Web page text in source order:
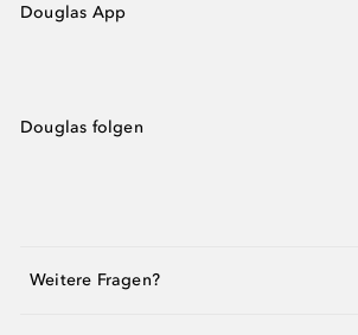
Douglas App
Douglas folgen
Weitere Fragen?